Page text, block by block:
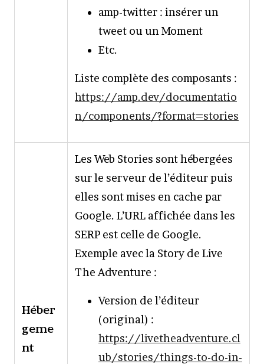
amp-twitter : insérer un
tweet ou un Moment
Etc.
Liste complète des composants :
https://amp.dev/documentatio
n/components/?format=stories
Héber
geme
nt
Les Web Stories sont hébergées
sur le serveur de l’éditeur puis
elles sont mises en cache par
Google. L’URL affichée dans les
SERP est celle de Google.
Exemple avec la Story de Live
The Adventure :
Version de l’éditeur
(original) :
https://livetheadventure.cl
ub/stories/things-to-do-in-